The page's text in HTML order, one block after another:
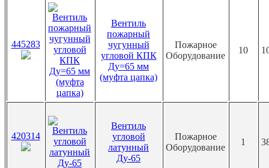
445283
Вентиль
пожарный
чугунный
угловой КПК
Ду=65 мм
(муфта цапка)
Пожарное
Оборудование
10
420314
Вентиль
угловой
латунный
Ду-65
Пожарное
Оборудование
1